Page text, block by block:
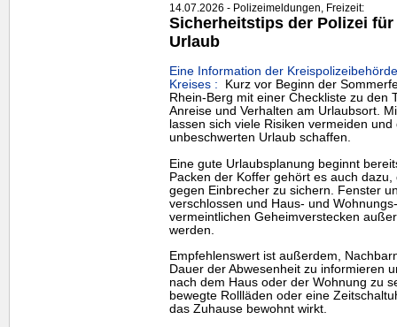
14.07.2026 - Polizeimeldungen, Freizeit:
Sicherheitstips der Polizei
Urlaub
Eine Information der
Kreises : Kurz vor Beginn der
Rhein-Berg mit einer Checkliste zu den
Anreise und Verhalten am Urlaubsort.
lassen sich viele Risiken vermeiden
unbeschwerten Urlaub schaffen.
Eine gute Urlaubsplanung beginnt
Packen der Koffer gehört es auch
gegen Einbrecher zu sichern. Fenster
verschlossen und Haus- und
vermeintlichen Geheimverstecken
werden.
Empfehlenswert ist außerdem,
Dauer der Abwesenheit zu informieren
nach dem Haus oder der Wohnung zu
bewegte Rollläden oder eine
das Zuhause bewohnt wirkt.